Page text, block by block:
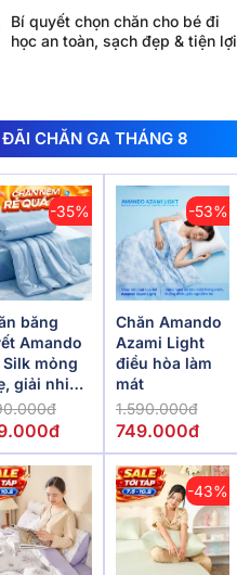
Bí quyết chọn chăn cho bé đi
học an toàn, sạch đẹp & tiện lợi
ĐÃI CHĂN GA THÁNG 8
-35%
băng
Amando
Silk mỏng
giải nhiệt
hè
-53%
Chăn Amando
Azami Light
điều hòa làm
mát
1.590.000đ
749.000đ
-43%